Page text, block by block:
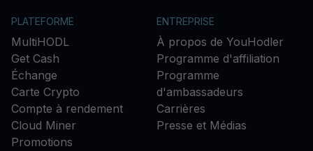
PLATEFORME
MultiHODL
Get Cash
Échange
Carte Crypto
Compte à rendement
Cloud Miner
Promotions
ENTREPRISE
À propos de YouHodler
Programme d'affiliation
Programme
d'ambassadeurs
Carrières
Presse et Médias